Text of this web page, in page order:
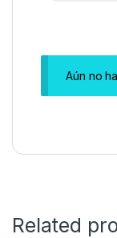
Aún no
Related